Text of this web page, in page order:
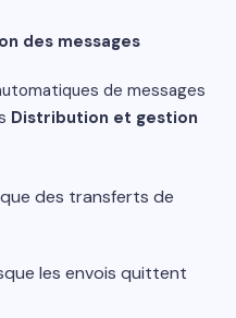
des messages
de messages
Distribution et gestion
des transferts de
les envois quittent